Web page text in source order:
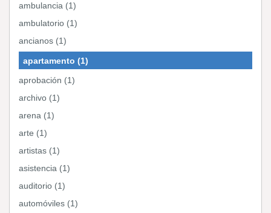
ambulancia (1)
ambulatorio (1)
ancianos (1)
apartamento (1)
aprobación (1)
archivo (1)
arena (1)
arte (1)
artistas (1)
asistencia (1)
auditorio (1)
automóviles (1)